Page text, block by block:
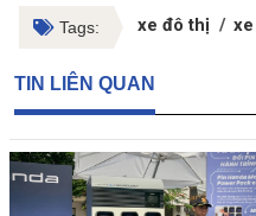
Tags: xe đô thị
TIN LIÊN QUAN